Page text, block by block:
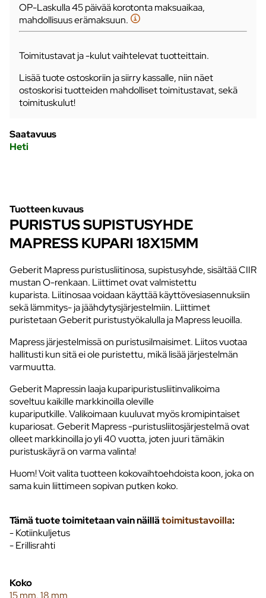
OP-Laskulla 45 päivää korotonta maksuaikaa,
mahdollisuus erämaksuun.
Toimitustavat ja -kulut vaihtelevat tuotteittain.
Lisää tuote ostoskoriin ja siirry kassalle, niin näet
ostoskorisi tuotteiden mahdolliset toimitustavat, sekä
toimituskulut!
Saatavuus
Heti
Tuotteen kuvaus
PURISTUS SUPISTUSYHDE
MAPRESS KUPARI 18X15MM
Geberit Mapress puristusliitinosa, supistusyhde, sisältää CIIR
mustan O-renkaan. Liittimet ovat valmistettu
kuparista. Liitinosaa voidaan käyttää käyttövesiasennuksiin
sekä lämmitys- ja jäähdytysjärjestelmiin. Liittimet
puristetaan Geberit puristustyökalulla ja Mapress leuoilla.
Mapress järjestelmissä on puristusilmaisimet. Liitos vuotaa
hallitusti kun sitä ei ole puristettu, mikä lisää järjestelmän
varmuutta.
Geberit Mapressin laaja kuparipuristusliitinvalikoima
soveltuu kaikille markkinoilla oleville
kupariputkille. Valikoimaan kuuluvat myös kromipintaiset
kupariosat. Geberit Mapress -puristusliitosjärjestelmä ovat
olleet markkinoilla jo yli 40 vuotta, joten juuri tämäkin
puristuskäyrä on varma valinta!
Huom! Voit valita tuotteen kokovaihtoehdoista koon, joka on
sama kuin liittimeen sopivan putken koko.
Tämä tuote toimitetaan vain näillätoimitustavoilla:
- Kotiinkuljetus
- Erillisrahti
Koko